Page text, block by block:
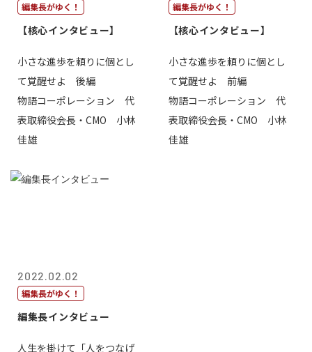
編集長がゆく！
【核心インタビュー】
小さな進歩を頼りに個とし
て覚醒せよ 後編
物語コーポレーション 代
表取締役会長・CMO 小林
佳雄
編集長がゆく！
【核心インタビュー】
小さな進歩を頼りに個とし
て覚醒せよ 前編
物語コーポレーション 代
表取締役会長・CMO 小林
佳雄
2022.02.02
編集長がゆく！
編集長インタビュー
人生を掛けて「人をつなげ